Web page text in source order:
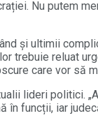
Nu putem
și ultimii
trebuie reluat
care vor să
lideri politici.
funcții, iar